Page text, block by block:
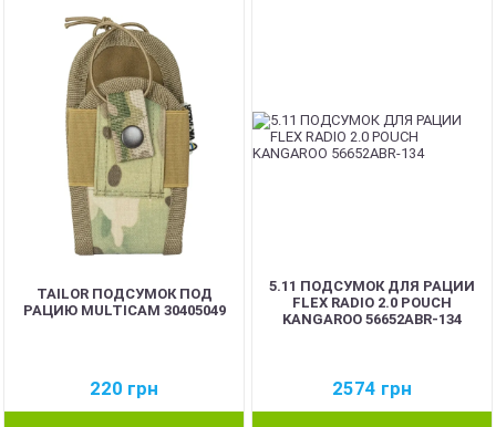
TAILOR ПОДСУМОК ПОД
РАЦИЮ MULTICAM 30405049
220 грн
5.11 ПОДСУМОК ДЛЯ РАЦИИ
FLEX RADIO 2.0 POUCH
KANGAROO 56652ABR-134
2574 грн